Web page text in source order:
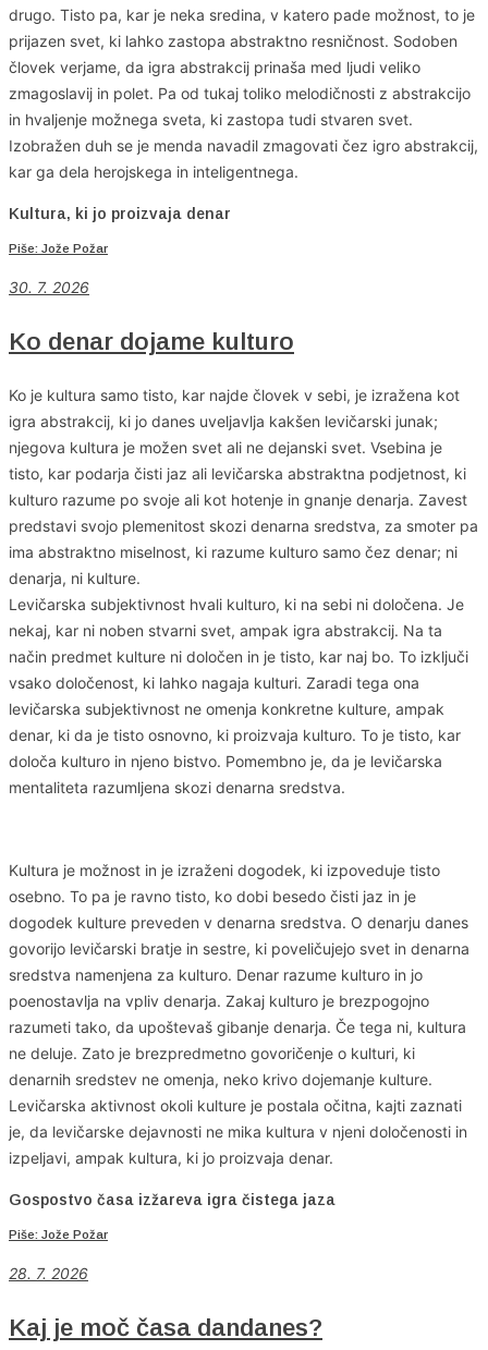
drugo. Tisto pa, kar je neka sredina, v katero pade možnost, to je
prijazen svet, ki lahko zastopa abstraktno resničnost. Sodoben
človek verjame, da igra abstrakcij prinaša med ljudi veliko
zmagoslavij in polet. Pa od tukaj toliko melodičnosti z abstrakcijo
in hvaljenje možnega sveta, ki zastopa tudi stvaren svet.
Izobražen duh se je menda navadil zmagovati čez igro abstrakcij,
kar ga dela herojskega in inteligentnega.
Kultura, ki jo proizvaja denar
Piše: Jože Požar
30. 7. 2026
Ko denar dojame kulturo
Ko je kultura samo tisto, kar najde človek v sebi, je izražena kot
igra abstrakcij, ki jo danes uveljavlja kakšen levičarski junak;
njegova kultura je možen svet ali ne dejanski svet. Vsebina je
tisto, kar podarja čisti jaz ali levičarska abstraktna podjetnost, ki
kulturo razume po svoje ali kot hotenje in gnanje denarja. Zavest
predstavi svojo plemenitost skozi denarna sredstva, za smoter pa
ima abstraktno miselnost, ki razume kulturo samo čez denar; ni
denarja, ni kulture.
Levičarska subjektivnost hvali kulturo, ki na sebi ni določena. Je
nekaj, kar ni noben stvarni svet, ampak igra abstrakcij. Na ta
način predmet kulture ni določen in je tisto, kar naj bo. To izključi
vsako določenost, ki lahko nagaja kulturi. Zaradi tega ona
levičarska subjektivnost ne omenja konkretne kulture, ampak
denar, ki da je tisto osnovno, ki proizvaja kulturo. To je tisto, kar
določa kulturo in njeno bistvo. Pomembno je, da je levičarska
mentaliteta razumljena skozi denarna sredstva.
Kultura je možnost in je izraženi dogodek, ki izpoveduje tisto
osebno. To pa je ravno tisto, ko dobi besedo čisti jaz in je
dogodek kulture preveden v denarna sredstva. O denarju danes
govorijo levičarski bratje in sestre, ki poveličujejo svet in denarna
sredstva namenjena za kulturo. Denar razume kulturo in jo
poenostavlja na vpliv denarja. Zakaj kulturo je brezpogojno
razumeti tako, da upoštevaš gibanje denarja. Če tega ni, kultura
ne deluje. Zato je brezpredmetno govoričenje o kulturi, ki
denarnih sredstev ne omenja, neko krivo dojemanje kulture.
Levičarska aktivnost okoli kulture je postala očitna, kajti zaznati
je, da levičarske dejavnosti ne mika kultura v njeni določenosti in
izpeljavi, ampak kultura, ki jo proizvaja denar.
Gospostvo časa izžareva igra čistega jaza
Piše: Jože Požar
28. 7. 2026
Kaj je moč časa dandanes?